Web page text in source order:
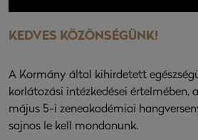
KEDVES KÖZÖNSÉGÜNK!
A Kormány által kihirdetett
korlátozási intézkedései értelmében,
május 5-i zeneakadémiai
sajnos le kell mondanunk.